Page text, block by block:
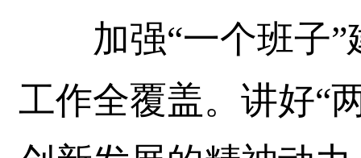
加强“一个班子”
工作全覆盖。讲好“